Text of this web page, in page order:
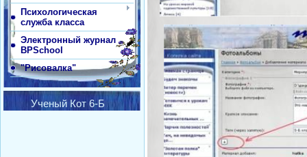
Психологическая
служба класса
Электронный журнал
BPSchool
"Рисовалка"
Ученый Кот 6-Б